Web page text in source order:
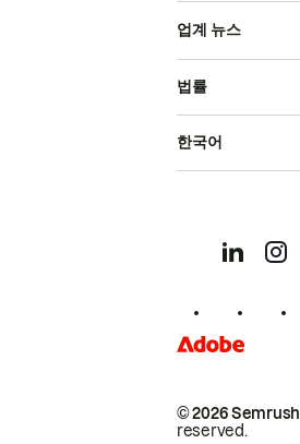
업계 뉴스
© 2026
reserved.
법률
한국어